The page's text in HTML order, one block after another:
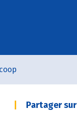
Partager sur